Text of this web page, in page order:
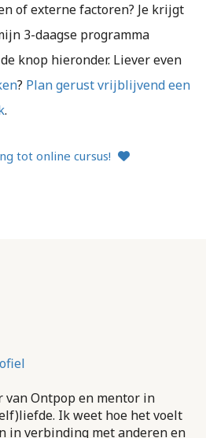
of externe factoren? Je krijgt
3-daagse programma
knop hieronder. Liever even
? Plan gerust vrijblijvend een
.
tot online cursus!
van Ontpop en mentor in
Ik weet hoe het voelt
in verbinding met anderen en